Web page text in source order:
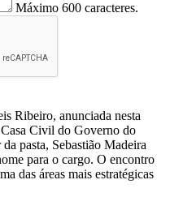
Máximo 600 caracteres.
Ribeiro, anunciada nesta
Civil do Governo do
pasta, Sebastião Madeira
para o cargo. O encontro
das áreas mais estratégicas